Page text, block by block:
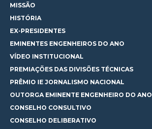
MISSÃO
HISTÓRIA
EX-PRESIDENTES
EMINENTES ENGENHEIROS DO ANO
VÍDEO INSTITUCIONAL
PREMIAÇÕES DAS DIVISÕES TÉCNICAS
PRÊMIO IE JORNALISMO NACIONAL
OUTORGA EMINENTE ENGENHEIRO DO ANO
CONSELHO CONSULTIVO
CONSELHO DELIBERATIVO